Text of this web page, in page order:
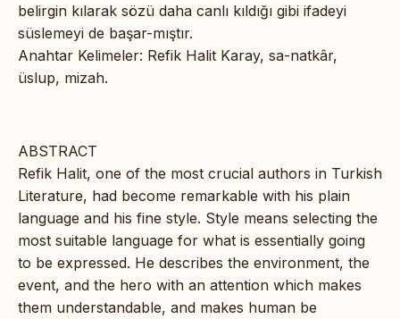
belirgin kılarak sözü daha canlı kıldığı gibi ifadeyi
süslemeyi de başar-mıştır.
Anahtar Kelimeler: Refik Halit Karay, sa-natkâr,
üslup, mizah.
ABSTRACT
Refik Halit, one of the most crucial authors in Turkish
Literature, had become remarkable with his plain
language and his fine style. Style means selecting the
most suitable language for what is essentially going
to be expressed. He describes the environment, the
event, and the hero with an attention which makes
them understandable, and makes human be